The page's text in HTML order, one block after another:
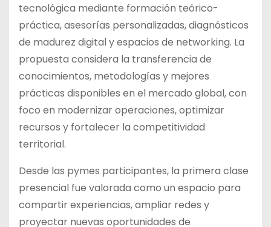
tecnológica mediante formación teórico-
práctica, asesorías personalizadas, diagnósticos
de madurez digital y espacios de networking. La
propuesta considera la transferencia de
conocimientos, metodologías y mejores
prácticas disponibles en el mercado global, con
foco en modernizar operaciones, optimizar
recursos y fortalecer la competitividad
territorial.
Desde las pymes participantes, la primera clase
presencial fue valorada como un espacio para
compartir experiencias, ampliar redes y
proyectar nuevas oportunidades de